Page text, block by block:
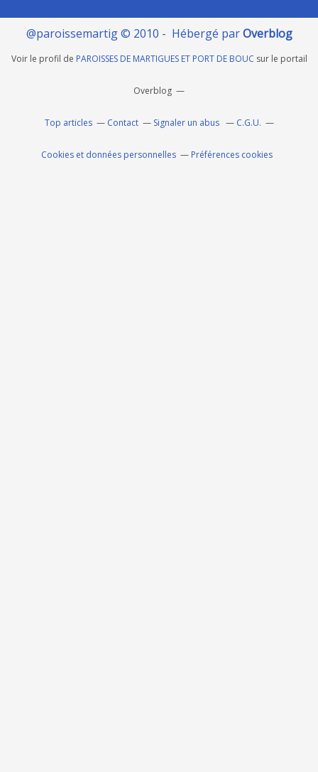
@paroissemartig © 2010 - Hébergé parOverblog
Voir le profil de PAROISSES DE MARTIGUES ET PORT DE BOUC sur le portail
Overblog
Top articles Contact Signaler un abus C.G.U.
Cookies et données personnelles Préférences cookies